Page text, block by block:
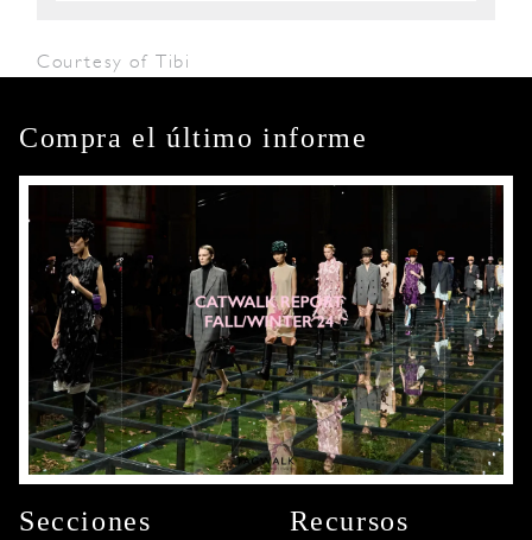
Courtesy of Tibi
Compra el último informe
Secciones
Recursos